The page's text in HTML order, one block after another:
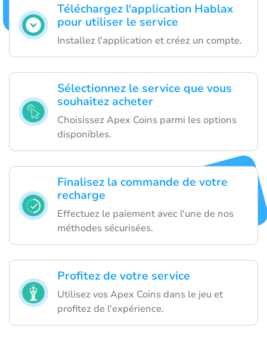
Téléchargez l'application Hablax
pour utiliser le service
Installez l'application et créez un compte.
Sélectionnez le service que vous
souhaitez acheter
Choisissez Apex Coins parmi les options
disponibles.
Finalisez la commande de votre
recharge
Effectuez le paiement avec l'une de nos
méthodes sécurisées.
Profitez de votre service
Utilisez vos Apex Coins dans le jeu et
profitez de l'expérience.